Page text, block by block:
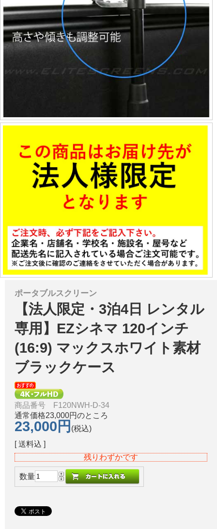
ポータブルスクリーン
【法人限定・3泊4日 レンタル
専用】EZシネマ 120インチ
(16:9) マックスホワイト素材
ブラックケース
商品番号 F120NWH-D-34
通常価格23,000円のところ
23,000円 (税込)
[ 送料込 ]
残りわずかです
数量